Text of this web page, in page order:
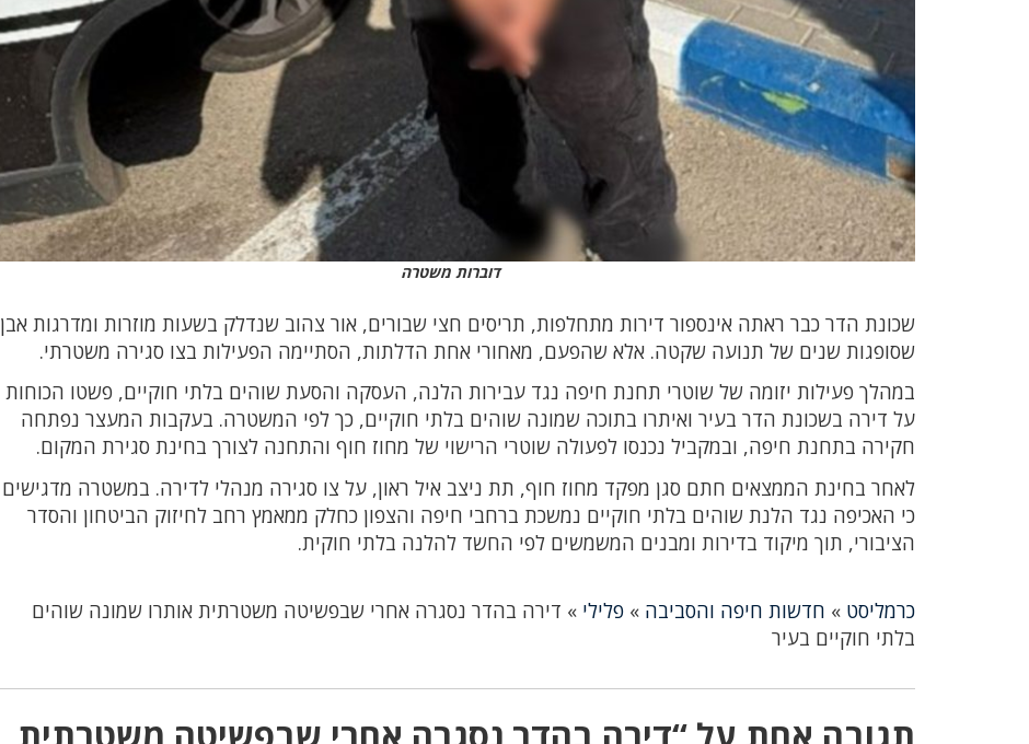
דוברות משטרה
שכונת הדר כבר ראתה אינספור דירות מתחלפות, תריסים חצי שבורים, אור צהוב שנדלק בשעות מוזרות ומדרגות אבן
שסופגות שנים של תנועה שקטה. אלא שהפעם, מאחורי אחת הדלתות, הסתיימה הפעילות בצו סגירה משטרתי.
במהלך פעילות יזומה של שוטרי תחנת חיפה נגד עבירות הלנה, העסקה והסעת שוהים בלתי חוקיים, פשטו הכוחות
על דירה בשכונת הדר בעיר ואיתרו בתוכה שמונה שוהים בלתי חוקיים, כך לפי המשטרה. בעקבות המעצר נפתחה
חקירה בתחנת חיפה, ובמקביל נכנסו לפעולה שוטרי הרישוי של מחוז חוף והתחנה לצורך בחינת סגירת המקום.
לאחר בחינת הממצאים חתם סגן מפקד מחוז חוף, תת ניצב איל ראון, על צו סגירה מנהלי לדירה. במשטרה מדגישים
כי האכיפה נגד הלנת שוהים בלתי חוקיים נמשכת ברחבי חיפה והצפון כחלק ממאמץ רחב לחיזוק הביטחון והסדר
הציבורי, תוך מיקוד בדירות ומבנים המשמשים לפי החשד להלנה בלתי חוקית.
כרמליסט » חדשות חיפה והסביבה »פלילי » דירה בהדר נסגרה אחרי שבפשיטה משטרתית אותרו שמונה שוהים
בלתי חוקיים בעיר